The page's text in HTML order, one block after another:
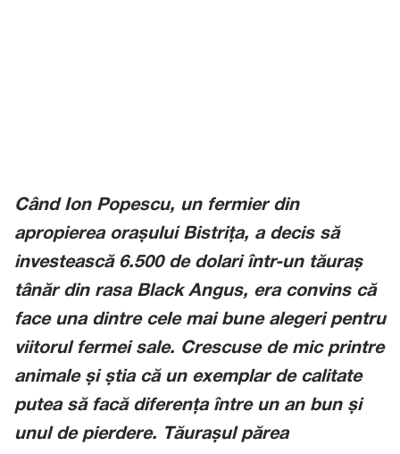
Când Ion Popescu, un fermier din
apropierea orașului Bistrița, a decis să
investească 6.500 de dolari într-un tăuraș
tânăr din rasa Black Angus, era convins că
face una dintre cele mai bune alegeri pentru
viitorul fermei sale. Crescuse de mic printre
animale și știa că un exemplar de calitate
putea să facă diferența între un an bun și
unul de pierdere. Tăurașul părea